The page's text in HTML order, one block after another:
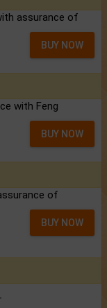
assurance of
BUY NOW
with Feng
BUY NOW
of
BUY NOW